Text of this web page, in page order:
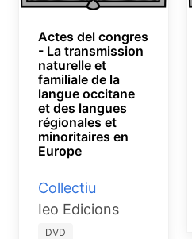
Actes del congres
- La transmission
naturelle et
familiale de la
langue occitane
et des langues
régionales et
minoritaires en
Europe
Collectiu
Ieo Edicions
DVD